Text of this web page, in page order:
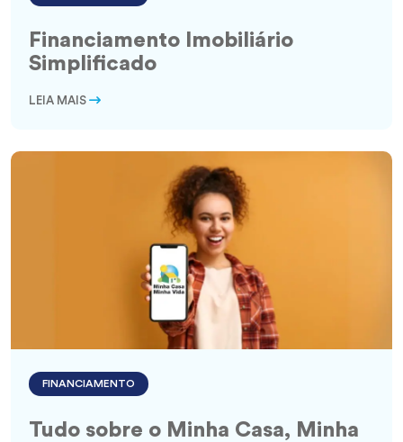
Financiamento Imobiliário
Simplificado
LEIA MAIS
FINANCIAMENTO
Tudo sobre o Minha Casa, Minha